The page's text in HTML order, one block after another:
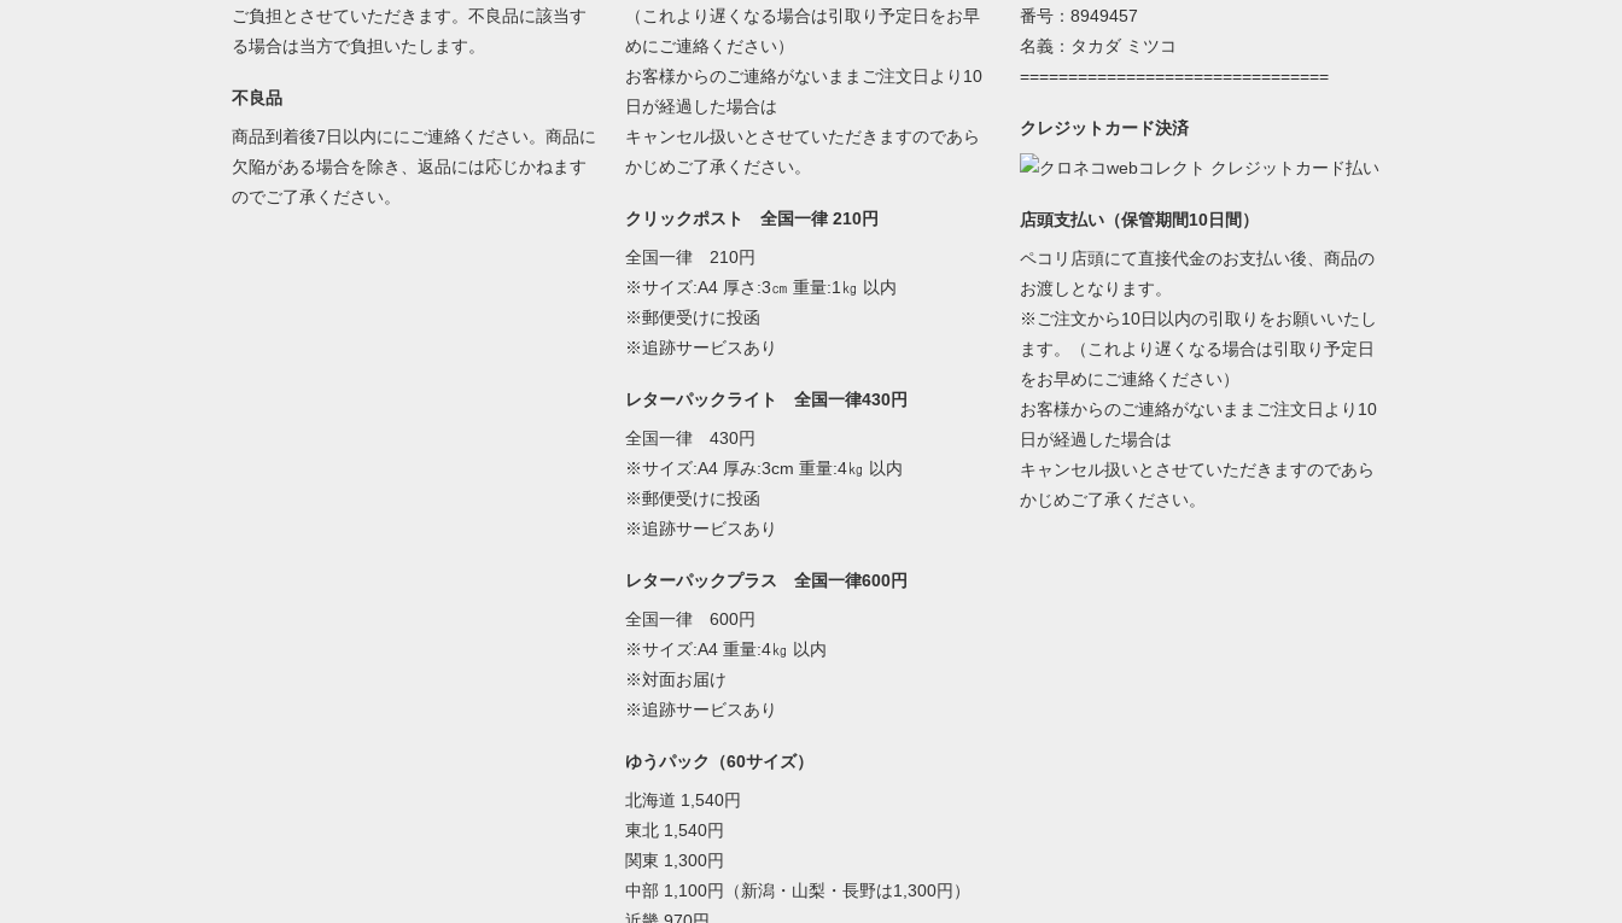
ご負担とさせていただきます。不良品に該当す
る場合は当方で負担いたします。
不良品
商品到着後7日以内ににご連絡ください。商品に
欠陥がある場合を除き、返品には応じかねます
のでご了承ください。
（これより遅くなる場合は引取り予定日をお早
めにご連絡ください）
お客様からのご連絡がないままご注文日より10
日が経過した場合は
キャンセル扱いとさせていただきますのであら
かじめご了承ください。
クリックポスト 全国一律 210円
全国一律 210円
※サイズ:A4 厚さ:3㎝ 重量:1㎏ 以内
※郵便受けに投函
※追跡サービスあり
レターパックライト 全国一律430円
全国一律 430円
※サイズ:A4 厚み:3cm 重量:4㎏ 以内
※郵便受けに投函
※追跡サービスあり
レターパックプラス 全国一律600円
全国一律 600円
※サイズ:A4 重量:4㎏ 以内
※対面お届け
※追跡サービスあり
ゆうパック（60サイズ）
北海道 1,540円
東北 1,540円
関東 1,300円
中部 1,100円（新潟・山梨・長野は1,300円）
番号：8949457
名義：タカダ ミツコ
================================
クレジットカード決済
店頭支払い（保管期間10日間）
ペコリ店頭にて直接代金のお支払い後、商品の
お渡しとなります。
※ご注文から10日以内の引取りをお願いいたし
ます。（これより遅くなる場合は引取り予定日
をお早めにご連絡ください）
お客様からのご連絡がないままご注文日より10
日が経過した場合は
キャンセル扱いとさせていただきますのであら
かじめご了承ください。